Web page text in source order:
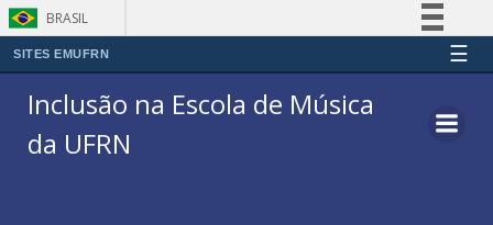
BRASIL
Participe
SITES EMUFRN
☰
para
Inclusão na Escola de Música
da UFRN